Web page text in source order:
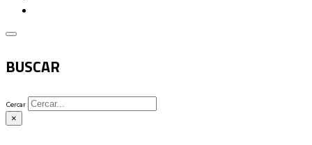
BUSCAR
Cercar
×